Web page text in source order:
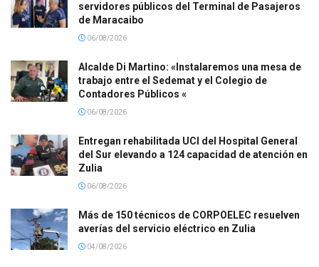
servidores públicos del Terminal de Pasajeros
de Maracaibo
06/08/2026
Alcalde Di Martino: «Instalaremos una mesa de
trabajo entre el Sedemat y el Colegio de
Contadores Públicos «
06/08/2026
Entregan rehabilitada UCI del Hospital General
del Sur elevando a 124 capacidad de atención en
Zulia
06/08/2026
Más de 150 técnicos de CORPOELEC resuelven
averías del servicio eléctrico en Zulia
04/08/2026